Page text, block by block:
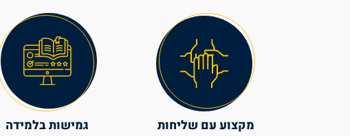
מקצוע עם שליחות גמישות בלמידה